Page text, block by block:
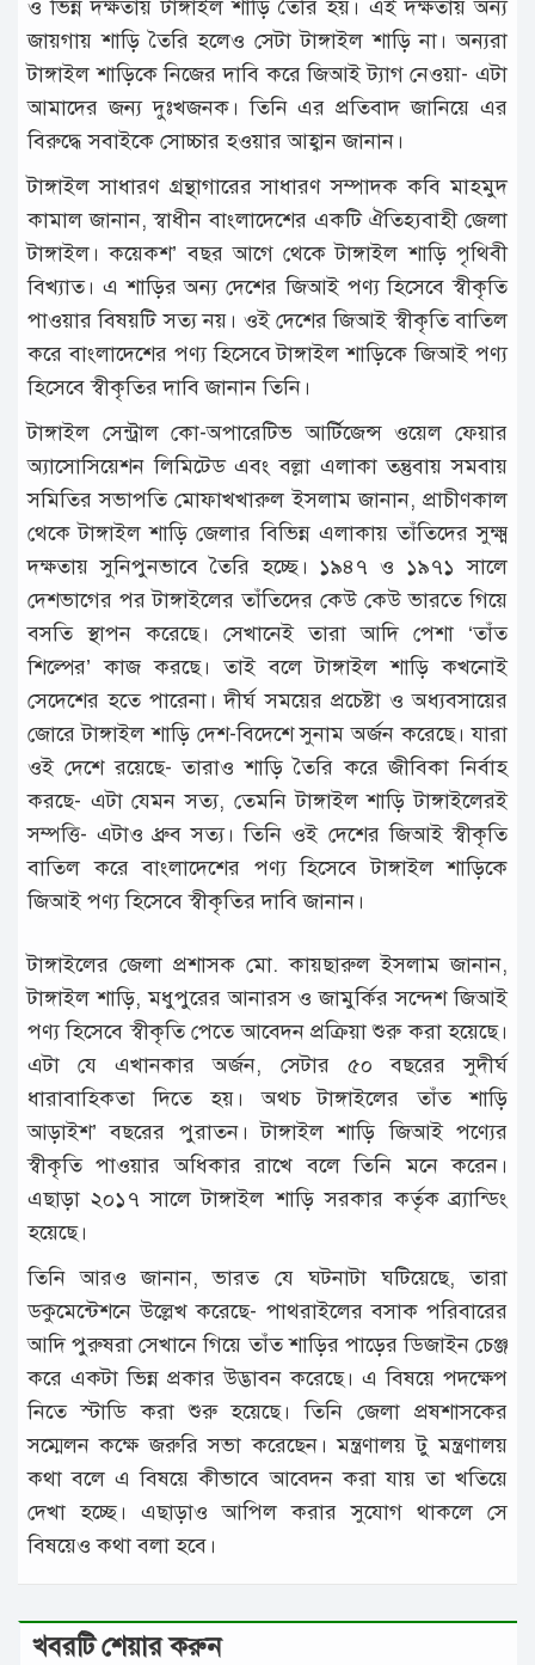
ও ভিন্ন দক্ষতায় টাঙ্গাইল শাড়ি তৈরি হয়। এই দক্ষতায় অন্য
জায়গায় শাড়ি তৈরি হলেও সেটা টাঙ্গাইল শাড়ি না। অন্যরা
টাঙ্গাইল শাড়িকে নিজের দাবি করে জিআই ট্যাগ নেওয়া- এটা
আমাদের জন্য দুঃখজনক। তিনি এর প্রতিবাদ জানিয়ে এর
বিরুদ্ধে সবাইকে সোচ্চার হওয়ার আহ্বান জানান।
টাঙ্গাইল সাধারণ গ্রন্থাগারের সাধারণ সম্পাদক কবি মাহমুদ
কামাল জানান, স্বাধীন বাংলাদেশের একটি ঐতিহ্যবাহী জেলা
টাঙ্গাইল। কয়েকশ’ বছর আগে থেকে টাঙ্গাইল শাড়ি পৃথিবী
বিখ্যাত। এ শাড়ির অন্য দেশের জিআই পণ্য হিসেবে স্বীকৃতি
পাওয়ার বিষয়টি সত্য নয়। ওই দেশের জিআই স্বীকৃতি বাতিল
করে বাংলাদেশের পণ্য হিসেবে টাঙ্গাইল শাড়িকে জিআই পণ্য
হিসেবে স্বীকৃতির দাবি জানান তিনি।
টাঙ্গাইল সেন্ট্রাল কো-অপারেটিভ আর্টিজেন্স ওয়েল ফেয়ার
অ্যাসোসিয়েশন লিমিটেড এবং বল্লা এলাকা তন্তুবায় সমবায়
সমিতির সভাপতি মোফাখখারুল ইসলাম জানান, প্রাচীণকাল
থেকে টাঙ্গাইল শাড়ি জেলার বিভিন্ন এলাকায় তাঁতিদের সুক্ষ্ম
দক্ষতায় সুনিপুনভাবে তৈরি হচ্ছে। ১৯৪৭ ও ১৯৭১ সালে
দেশভাগের পর টাঙ্গাইলের তাঁতিদের কেউ কেউ ভারতে গিয়ে
বসতি স্থাপন করেছে। সেখানেই তারা আদি পেশা ‘তাঁত
শিল্পের’ কাজ করছে। তাই বলে টাঙ্গাইল শাড়ি কখনোই
সেদেশের হতে পারেনা। দীর্ঘ সময়ের প্রচেষ্টা ও অধ্যবসায়ের
জোরে টাঙ্গাইল শাড়ি দেশ-বিদেশে সুনাম অর্জন করেছে। যারা
ওই দেশে রয়েছে- তারাও শাড়ি তৈরি করে জীবিকা নির্বাহ
করছে- এটা যেমন সত্য, তেমনি টাঙ্গাইল শাড়ি টাঙ্গাইলেরই
সম্পত্তি- এটাও ধ্রুব সত্য। তিনি ওই দেশের জিআই স্বীকৃতি
বাতিল করে বাংলাদেশের পণ্য হিসেবে টাঙ্গাইল শাড়িকে
জিআই পণ্য হিসেবে স্বীকৃতির দাবি জানান।
টাঙ্গাইলের জেলা প্রশাসক মো. কায়ছারুল ইসলাম জানান,
টাঙ্গাইল শাড়ি, মধুপুরের আনারস ও জামুর্কির সন্দেশ জিআই
পণ্য হিসেবে স্বীকৃতি পেতে আবেদন প্রক্রিয়া শুরু করা হয়েছে।
এটা যে এখানকার অর্জন, সেটার ৫০ বছরের সুদীর্ঘ
ধারাবাহিকতা দিতে হয়। অথচ টাঙ্গাইলের তাঁত শাড়ি
আড়াইশ’ বছরের পুরাতন। টাঙ্গাইল শাড়ি জিআই পণ্যের
স্বীকৃতি পাওয়ার অধিকার রাখে বলে তিনি মনে করেন।
এছাড়া ২০১৭ সালে টাঙ্গাইল শাড়ি সরকার কর্তৃক ব্র্যান্ডিং
হয়েছে।
তিনি আরও জানান, ভারত যে ঘটনাটা ঘটিয়েছে, তারা
ডকুমেন্টেশনে উল্লেখ করেছে- পাথরাইলের বসাক পরিবারের
আদি পুরুষরা সেখানে গিয়ে তাঁত শাড়ির পাড়ের ডিজাইন চেঞ্জ
করে একটা ভিন্ন প্রকার উদ্ভাবন করেছে। এ বিষয়ে পদক্ষেপ
নিতে স্টাডি করা শুরু হয়েছে। তিনি জেলা প্রষশাসকের
সম্মেলন কক্ষে জরুরি সভা করেছেন। মন্ত্রণালয় টু মন্ত্রণালয়
কথা বলে এ বিষয়ে কীভাবে আবেদন করা যায় তা খতিয়ে
দেখা হচ্ছে। এছাড়াও আপিল করার সুযোগ থাকলে সে
বিষয়েও কথা বলা হবে।
খবরটি শেয়ার করুন